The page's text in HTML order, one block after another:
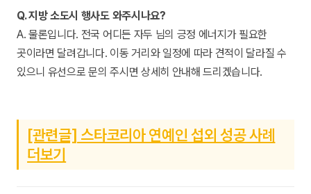
Q. 지방 소도시 행사도 와주시나요?
A. 물론입니다. 전국 어디든 자두 님의 긍정 에너지가 필요한
곳이라면 달려갑니다. 이동 거리와 일정에 따라 견적이 달라질 수
있으니 유선으로 문의 주시면 상세히 안내해 드리겠습니다.
[관련글] 스타코리아 연예인 섭외 성공 사례
더보기